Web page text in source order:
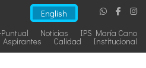
English
IPS María Cano
Noticias
Institucional
Calidad
Aspirantes